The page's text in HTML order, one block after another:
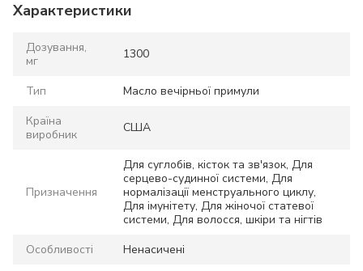
Характеристики
Дозування,
мг
1300
Тип
Масло вечірньої примули
Країна
виробник
США
Призначення
Для суглобів, кісток та зв'язок, Для
серцево-судинної системи, Для
нормалізації менструального циклу,
Для імунітету, Для жіночої статевої
системи, Для волосся, шкіри та нігтів
Особливості
Ненасичені